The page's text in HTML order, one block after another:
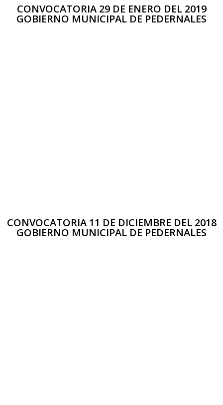
CONVOCATORIA 29 DE ENERO DEL 2019
GOBIERNO MUNICIPAL DE PEDERNALES
CONVOCATORIA 11 DE DICIEMBRE DEL 2018
GOBIERNO MUNICIPAL DE PEDERNALES